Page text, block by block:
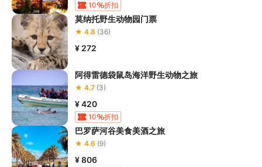
10 折扣
莫纳托野生动物园门票
★ 4.8 (36)
¥ 272
阿得雷德袋鼠岛海洋野生动物之旅
★ 4.7 (3)
¥ 420
10 折扣
巴罗萨河谷美食美酒之旅
★ 4.6 (9)
¥ 806